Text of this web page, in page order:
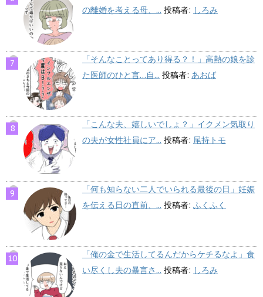
の離婚を考える母、... 投稿者: しろみ
「そんなことってあり得る？！」高熱の娘を診
た医師のひと言…自... 投稿者: あおば
「こんな夫、嬉しいでしょ？」イクメン気取り
の夫が女性社員にア... 投稿者: 尾持トモ
「何も知らない二人でいられる最後の日」妊娠
を伝える日の直前、... 投稿者: ふくふく
「俺の金で生活してるんだからケチるなよ」食
い尽くし夫の暴言さ... 投稿者: しろみ